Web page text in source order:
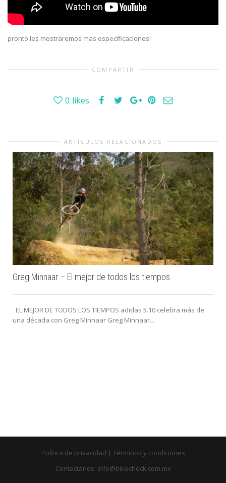
pronto les mostraremos mas especificaciones!
COMPARTIR
0 likes
ARTÍCULOS RELACIONADOS
Greg Minnaar – El mejor de todos los tiempos
EL MEJOR DE TODOS LOS TIEMPOS adidas 5.10 celebra más de
una década con Greg Minnaar Greg Minnaar...
Política de privacidad | Términos y condiciones
Contactanos: info@bikecheck.com.mx